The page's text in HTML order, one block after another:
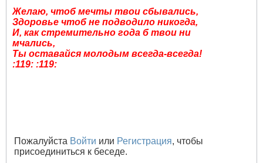
Желаю, чтоб мечты твои сбывались,
Здоровье чтоб не подводило никогда,
И, как стремительно года б твои ни
мчались,
Ты оставайся молодым всегда-всегда!
:119: :119:
Пожалуйста Войти или Регистрация, чтобы
присоединиться к беседе.